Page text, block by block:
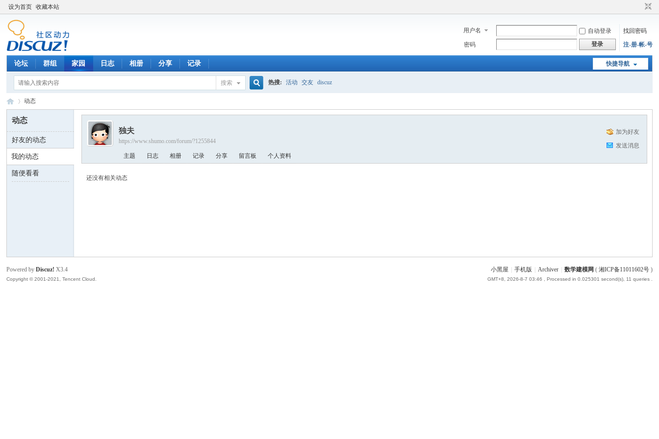
设为首页 收藏本站
用户名 自动登录
找回密码
密码
登录 注-册-帐-号
快捷导航
论坛 群组 家园 日志 相册 分享 记录
搜索 热搜: 活动 交友 discuz
数 ›
动态
动态
好友的动态
我的动态
随便看看
加为好友
发送消息
独夫
https://www.shumo.com/forum/?1255844
主题 日志 相册 记录 分享 留言板 个人资料
还没有相关动态
小黑屋 手机版 Archiver 数学建模网 ( 湘ICP备11011602号)
GMT+8, 2026-8-7 03:46 , Processed in 0.025301 second(s), 11 queries .
Powered byDiscuz! X3.4
Copyright © 2001-2021, Tencent Cloud.